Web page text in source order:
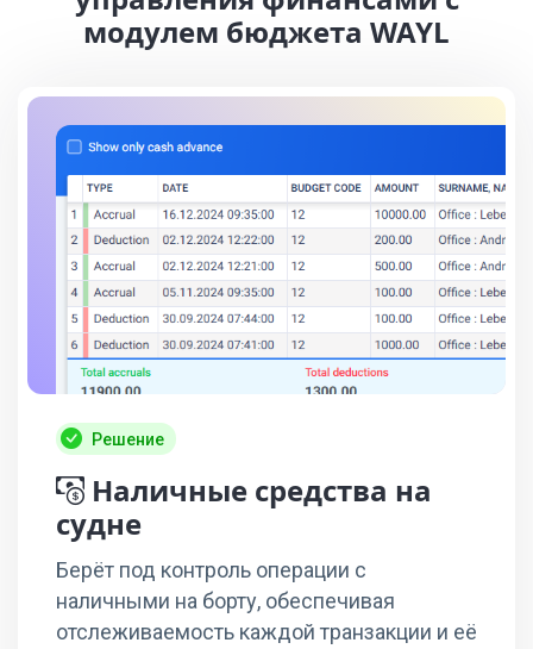
модулем бюджета WAYL
Решение
Наличные средства на
судне
Берёт под контроль операции с
наличными на борту, обеспечивая
отслеживаемость каждой транзакции и её